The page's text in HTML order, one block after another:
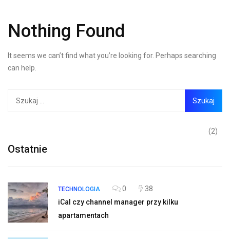
Nothing Found
It seems we can’t find what you’re looking for. Perhaps searching
can help.
Ostatnie
TECHNOLOGIA 0
38
iCal czy channel manager przy kilku
apartamentach
(2)